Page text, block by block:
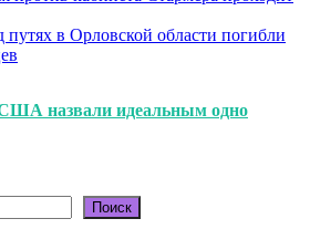
в Орловской области погибли
назвали идеальным одно
Поиск